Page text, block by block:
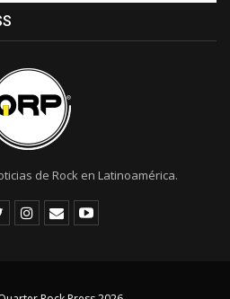
de Rock en Latinoamérica.